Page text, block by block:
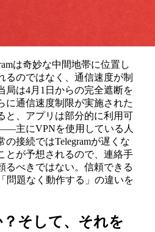
は奇妙な中間地帯に位置し
るのではなく、通信速度が制
局は4月1日からの完全遮断を
に通信速度制限が実施された
と、アプリは部分的に利用可
主にVPNを使用している人
接続ではTelegramが遅くな
とが予想されるので、連絡手
るべきではない。信頼できる
問題なく動作する」の違いを
そして、それを